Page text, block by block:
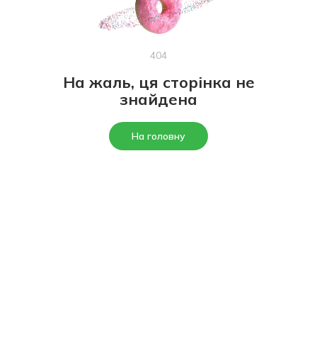
404
На жаль, ця сторінка не
знайдена
На головну